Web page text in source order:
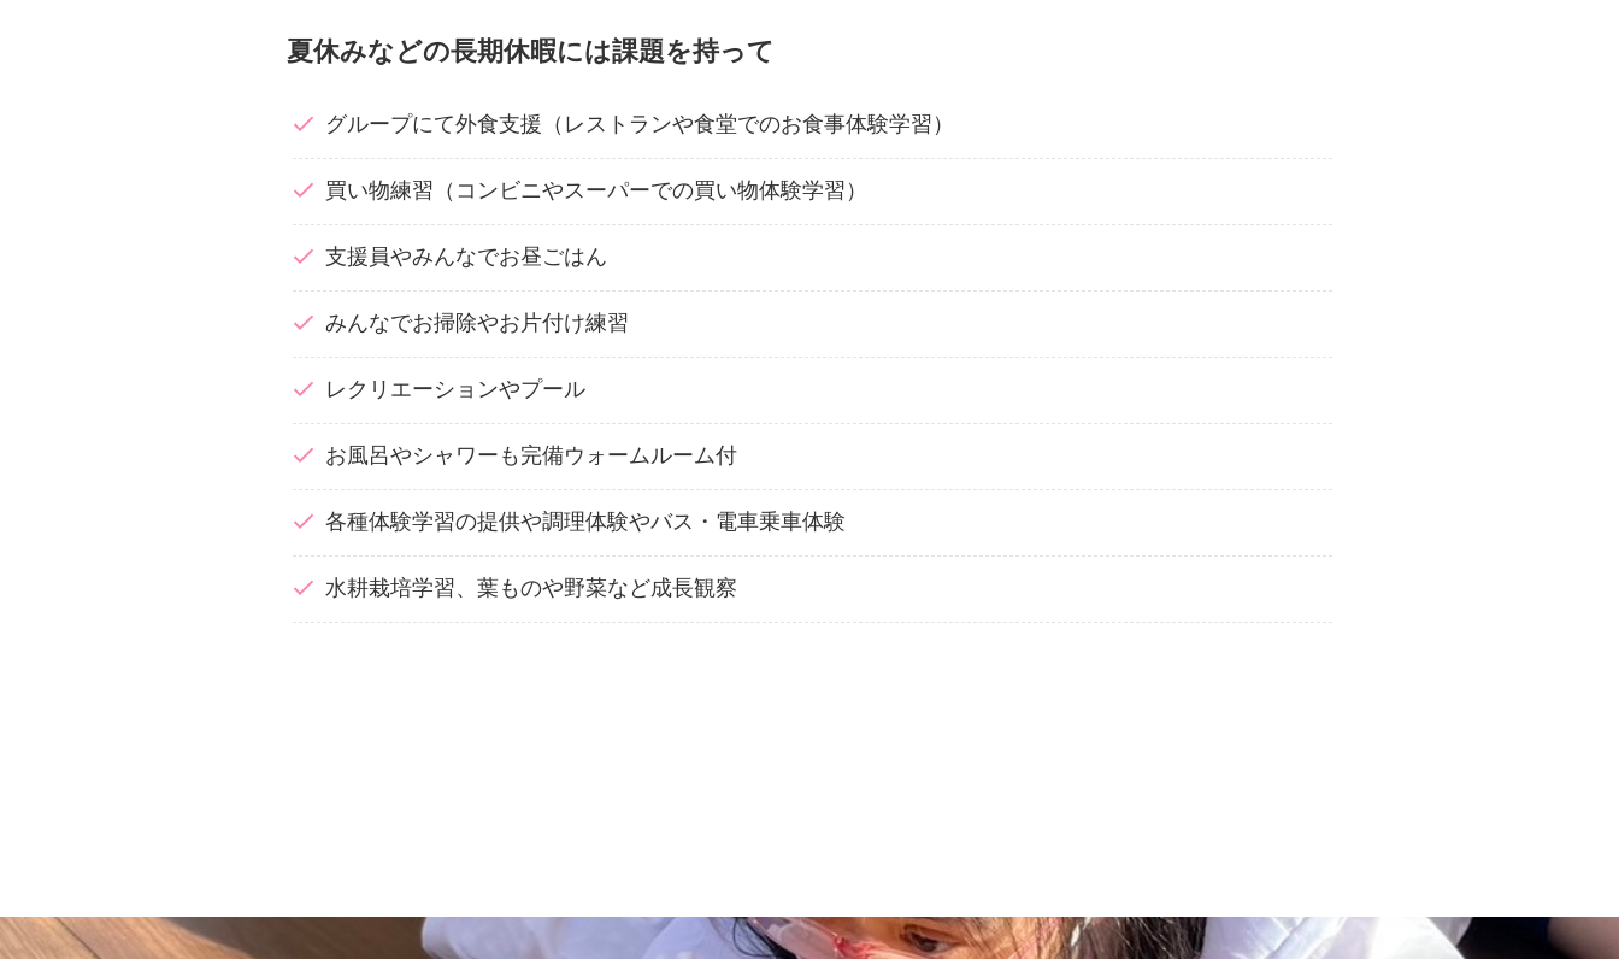
夏休みなどの長期休暇には課題を持って
グループにて外食支援（レストランや食堂でのお食事体験学習）
買い物練習（コンビニやスーパーでの買い物体験学習）
支援員やみんなでお昼ごはん
みんなでお掃除やお片付け練習
レクリエーションやプール
お風呂やシャワーも完備ウォームルーム付
各種体験学習の提供や調理体験やバス・電車乗車体験
水耕栽培学習、葉ものや野菜など成長観察